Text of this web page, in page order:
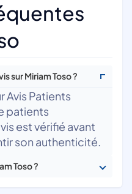
sur Miriam Toso ?
Avis Patients
patients
est vérifié avant
son authenticité.
Toso ?